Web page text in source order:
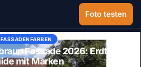
Foto testen
FASSADENFARBEN
Fassade 2026: Erdton-
mit Marken